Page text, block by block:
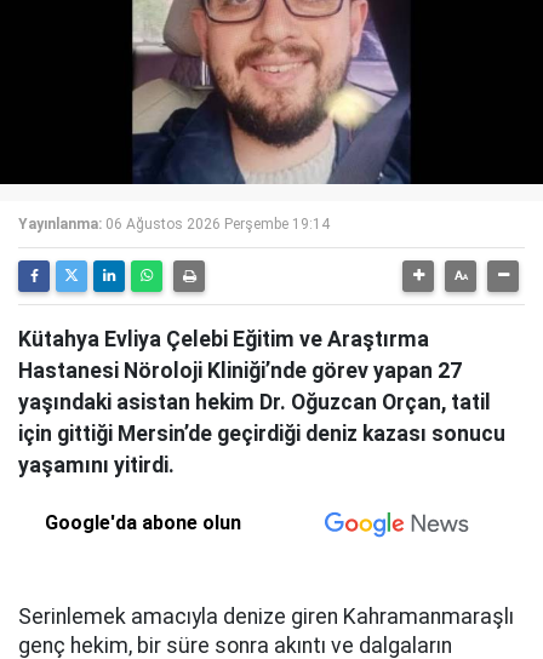
Yayınlanma: 06 Ağustos 2026 Perşembe 19:14
Kütahya Evliya Çelebi Eğitim ve Araştırma
Hastanesi Nöroloji Kliniği’nde görev yapan 27
yaşındaki asistan hekim Dr. Oğuzcan Orçan, tatil
için gittiği Mersin’de geçirdiği deniz kazası sonucu
yaşamını yitirdi.
Google'da abone olun
Serinlemek amacıyla denize giren Kahramanmaraşlı
genç hekim, bir süre sonra akıntı ve dalgaların